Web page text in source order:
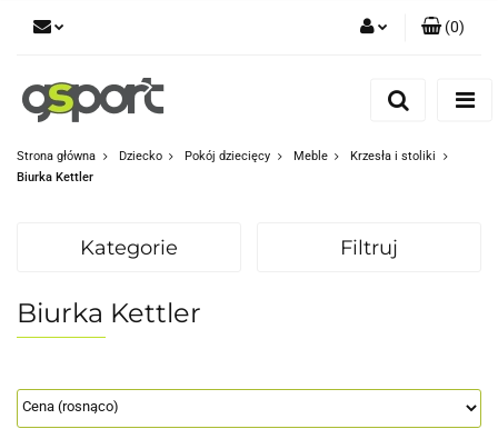
Dodaj zgłoszenie
(0)
Strona główna Dziecko Pokój dziecięcy Meble
Krzesła i stoliki
Biurka Kettler
Kategorie Filtruj
Biurka Kettler